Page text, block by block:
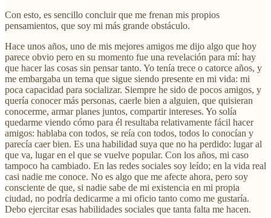
Con esto, es sencillo concluir que me frenan mis propios
pensamientos, que soy mi más grande obstáculo.
Hace unos años, uno de mis mejores amigos me dijo algo que hoy
parece obvio pero en su momento fue una revelación para mí: hay
que hacer las cosas sin pensar tanto. Yo tenía trece o catorce años, y
me embargaba un tema que sigue siendo presente en mi vida: mi
poca capacidad para socializar. Siempre he sido de pocos amigos, y
quería conocer más personas, caerle bien a alguien, que quisieran
conocerme, armar planes juntos, compartir intereses. Yo solía
quedarme viendo cómo para él resultaba relativamente fácil hacer
amigos: hablaba con todos, se reía con todos, todos lo conocían y
parecía caer bien. Es una habilidad suya que no ha perdido: lugar al
que va, lugar en el que se vuelve popular. Con los años, mi caso
tampoco ha cambiado. En las redes sociales soy leído; en la vida real
casi nadie me conoce. No es algo que me afecte ahora, pero soy
consciente de que, si nadie sabe de mi existencia en mi propia
ciudad, no podría dedicarme a mi oficio tanto como me gustaría.
Debo ejercitar esas habilidades sociales que tanta falta me hacen.